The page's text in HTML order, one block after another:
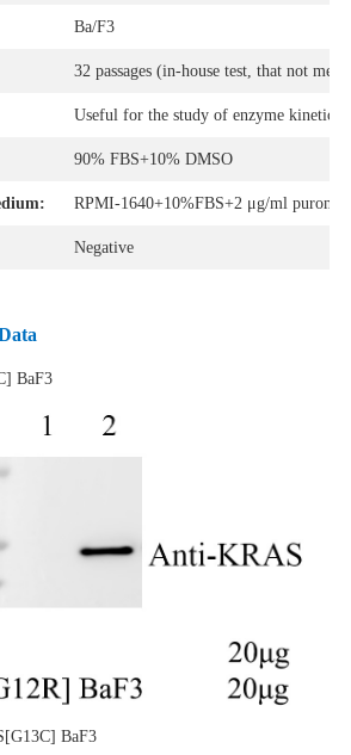
Ba/F3
32 passages (in-house test, that not
Useful for the study of enzyme
90% FBS+10% DMSO
RPMI-1640+10%FBS+2 μg/ml
Negative
BaF3
BaF3